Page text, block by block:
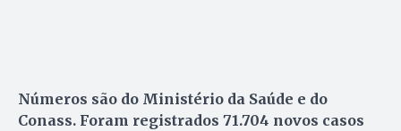
Números são do Ministério da Saúde e do
Conass. Foram registrados 71.704 novos casos